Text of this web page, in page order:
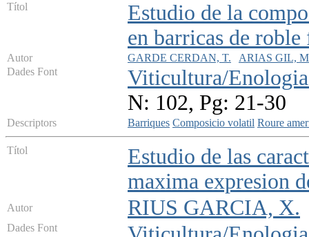
Títol
Estudio de la
en barricas de
Autor GARDE CERDAN, T.
ARIAS GIL,
Dades Font
Viticultura/
N: 102, Pg: 21-30
Descriptors Barriques Composicio volatil Roure
Títol
Estudio de las
maxima expresion
Autor RIUS GARCIA, X.
Dades Font